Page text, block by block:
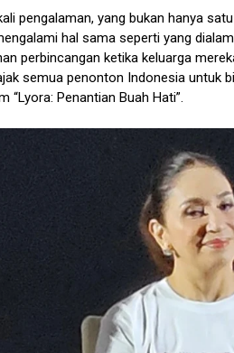
pengalaman, yang bukan hanya
hal sama seperti yang
perbincangan ketika keluarga
semua penonton Indonesia untuk
“Lyora: Penantian Buah Hati”.